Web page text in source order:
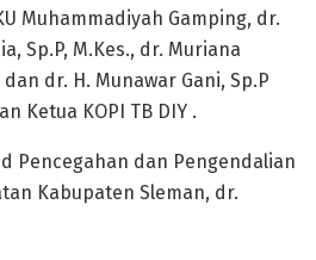
Muhammadiyah Gamping, dr.
Sp.P, M.Kes., dr. Muriana
dr. H. Munawar Gani, Sp.P
Ketua KOPI TB DIY .
Pencegahan dan Pengendalian
Kabupaten Sleman, dr.